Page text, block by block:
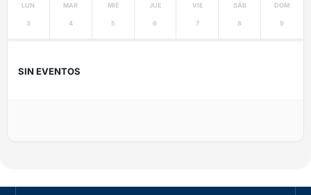
LUN
3
MAR
4
MIÉ
5
JUE
6
VIE
7
SÁB
8
DOM
9
SIN EVENTOS